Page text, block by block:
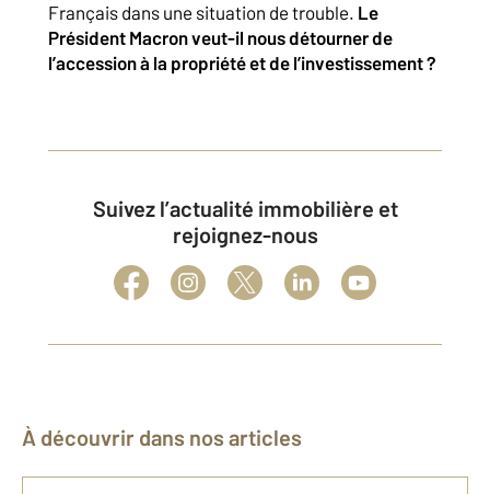
Français dans une situation de trouble. Le
Président Macron veut-il nous détourner de
l’accession à la propriété et de l’investissement ?
Suivez l’actualité immobilière et
rejoignez-nous
À découvrir dans nos articles